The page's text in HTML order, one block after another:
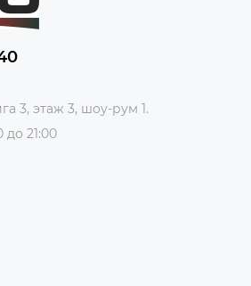
3, этаж 3, шоу-рум 1.
до 21:00